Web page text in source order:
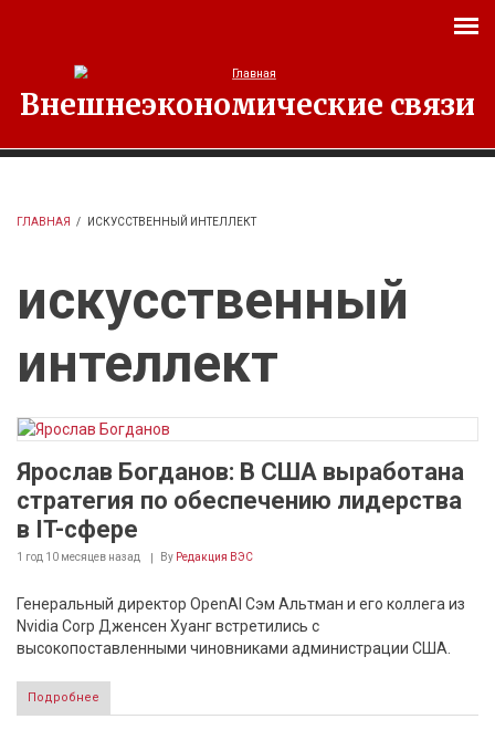
Внешнеэкономические связи
ГЛАВНАЯ / ИСКУССТВЕННЫЙ ИНТЕЛЛЕКТ
искусственный
интеллект
Ярослав Богданов: В США выработана
стратегия по обеспечению лидерства
в IT-сфере
1 год 10 месяцев назад By Редакция ВЭС
Генеральный директор OpenAI Сэм Альтман и его коллега из
Nvidia Corp Дженсен Хуанг встретились с
высокопоставленными чиновниками администрации США.
Подробнее